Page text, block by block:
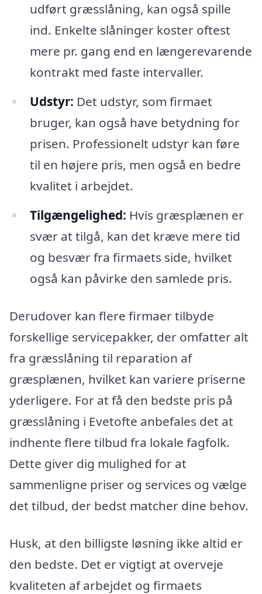
udført græsslåning, kan også spille
ind. Enkelte slåninger koster oftest
mere pr. gang end en længerevarende
kontrakt med faste intervaller.
Udstyr: Det udstyr, som firmaet
bruger, kan også have betydning for
prisen. Professionelt udstyr kan føre
til en højere pris, men også en bedre
kvalitet i arbejdet.
Tilgængelighed: Hvis græsplænen er
svær at tilgå, kan det kræve mere tid
og besvær fra firmaets side, hvilket
også kan påvirke den samlede pris.
Derudover kan flere firmaer tilbyde
forskellige servicepakker, der omfatter alt
fra græsslåning til reparation af
græsplænen, hvilket kan variere priserne
yderligere. For at få den bedste pris på
græsslåning i Evetofte anbefales det at
indhente flere tilbud fra lokale fagfolk.
Dette giver dig mulighed for at
sammenligne priser og services og vælge
det tilbud, der bedst matcher dine behov.
Husk, at den billigste løsning ikke altid er
den bedste. Det er vigtigt at overveje
kvaliteten af arbejdet og firmaets